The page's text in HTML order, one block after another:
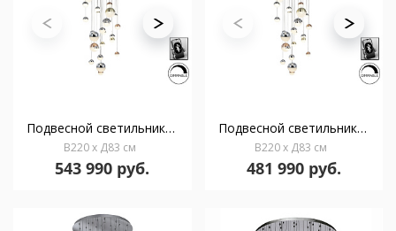
Подвесной светильник Sphere LED 27L Ø80 DIM BLUETOOTH ССТ цветной 500 см
В220 x Д83 см
543 990 руб.
Подвесной светильник Sphere LED 27L Ø80 DIM BLUETOOTH CCT цветной
В220 x Д83 см
481 990 руб.